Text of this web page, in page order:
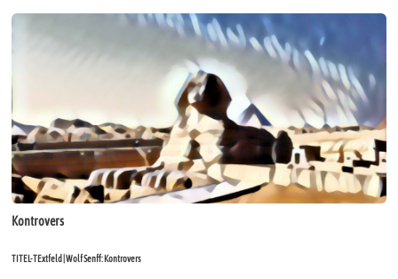
Kontrovers
TITEL-TExtfeld | Wolf Senff: Kontrovers